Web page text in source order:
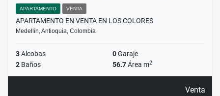
APARTAMENTO VENTA
APARTAMENTO EN VENTA EN LOS COLORES
Medellín, Antioquia, Colombia
3Alcobas 0Garaje
2 Baños 56.7Área m2
Venta